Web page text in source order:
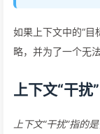
如果上下文中的“目
略，并为了一个无
上下文“干扰”
上下文“干扰”指的